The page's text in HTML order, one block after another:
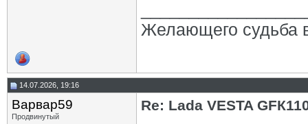
Желающего судьба
14.07.2026, 19:16
Варвар59
Продвинутый
Re: Lada VESTA